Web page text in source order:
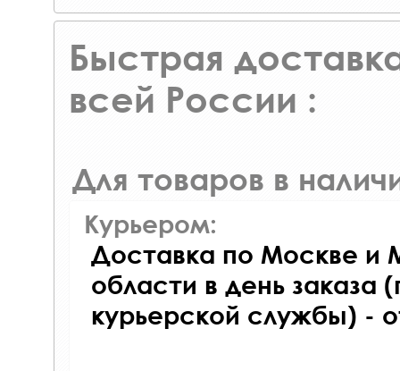
Быстрая
всей России :
Для товаров в
Курьером:
Доставка по Москве и
области в день заказа
курьерской службы) -